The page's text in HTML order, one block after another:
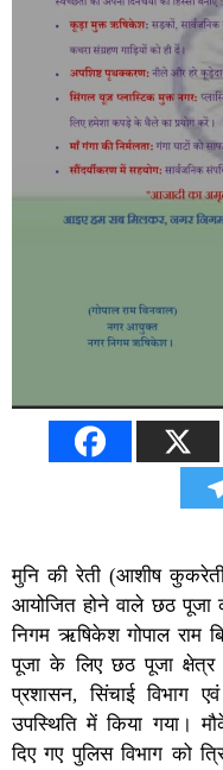
मुनि की रेती (आशीष
आयोजित होने वाले छठ पूजा
निगम ऋषिकेश गोपाल राम
पूजा के लिए छठ पूजा क्षेत्र
प्रशासन, सिंचाई विभाग
उपस्थिति में किया गया।
दिए गए पुलिस विभाग को